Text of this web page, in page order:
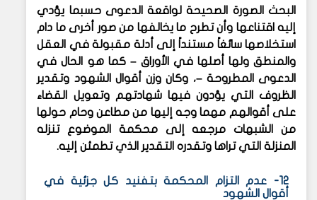
البحث الصورة الصحيحة لواقعة الدعوى حسبما يؤدي
إليه اقتناعها وأن تطرح ما يخالفها من صور أخرى ما دام
استخلاصها سائغاً مستنداً إلى أدلة مقبولة في العقل
والمنطق ولها أصلها في الأوراق – كما هو الحال في
الدعوى المطروحة –، وكان وزن أقوال الشهود وتقدير
الظروف التي يؤدون فيها شهادتهم وتعويل القضاء
على أقوالهم مهما وجه إليها من مطاعن وحام حولها
من الشبهات مرجعه إلى محكمة الموضوع تنزله
المنزلة التي تراها وتقدره التقدير الذي تطمئن إليه.
12- عدم التزام المحكمة بتفنيد كل جزئية في
أقوال الشهود